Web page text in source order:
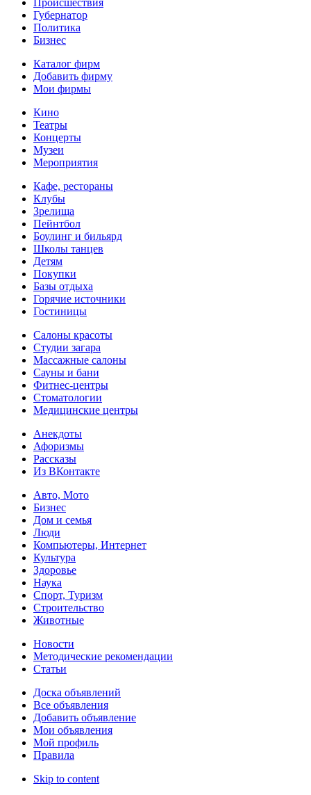
Губернатор
Политика
Бизнес
Каталог фирм
Добавить фирму
Мои фирмы
Кино
Театры
Концерты
Музеи
Мероприятия
Кафе, рестораны
Клубы
Зрелища
Пейнтбол
Боулинг и бильярд
Школы танцев
Детям
Покупки
Базы отдыха
Горячие источники
Гостиницы
Салоны красоты
Студии загара
Массажные салоны
Сауны и бани
Фитнес-центры
Стоматологии
Медицинские центры
Анекдоты
Афоризмы
Рассказы
Из ВКонтакте
Авто, Мото
Бизнес
Дом и семья
Люди
Компьютеры, Интернет
Культура
Здоровье
Наука
Спорт, Туризм
Строительство
Животные
Новости
Методические рекомендации
Статьи
Доска объявлений
Все объявления
Добавить объявление
Мои объявления
Мой профиль
Правила
Skip to content